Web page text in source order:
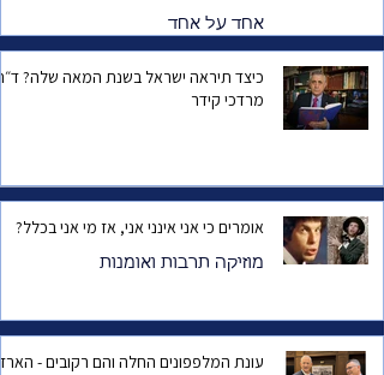
אחד על אחד
כיצד תיראה ישראל בשנת המאה
מרדכי קידר
אומרים כי אני אינני אני, אז מי אני בכלל?
מוזיקה תרבות ואומנות
עונת המלפפונים החלה והם רקובים -